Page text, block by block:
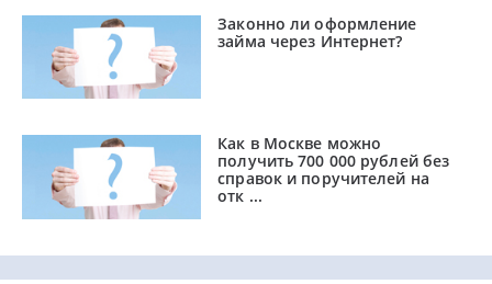
Законно ли оформление
займа через Интернет?
Как в Москве можно
получить 700 000 рублей без
справок и поручителей на
отк ...